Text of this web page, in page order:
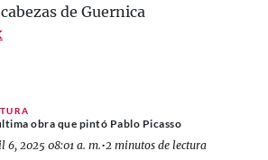
de Guernica
obra que pintó Pablo Picasso
6, 2025 08:01 a. m.•2 minutos de lectura